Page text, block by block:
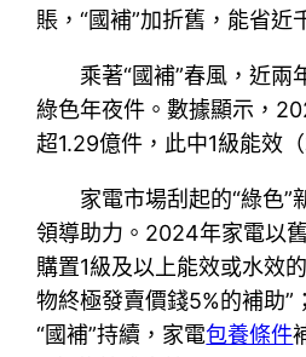
賬，“國補”加折舊，能省近
乘著“國補”春風，近兩
綠色年夜件。數據顯示，
超1.29億件，此中1級能效
家電市場刮起的“綠色”
領導助力。2024年家電以
購置1級及以上能效或水效
物終極發賣價錢5%的補助
“國補”持續，家電包養條件